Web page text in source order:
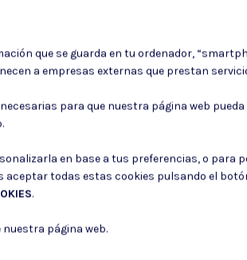
NEGRA PARA
RAIL
10,50 €
BOCACHA
que se guarda en tu ordenador,
a empresas externas que prestan
para que nuestra página web
en base a tus preferencias, o para
aceptar todas estas cookies pulsando el
.
nuestra página web.